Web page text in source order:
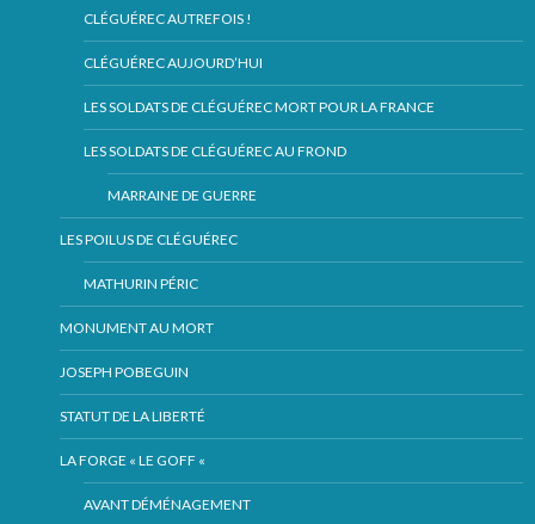
CLÉGUÉREC AUTREFOIS !
CLÉGUÉREC AUJOURD’HUI
LES SOLDATS DE CLÉGUÉREC MORT POUR LA FRANCE
LES SOLDATS DE CLÉGUÉREC AU FROND
MARRAINE DE GUERRE
LES POILUS DE CLÉGUÉREC
MATHURIN PÉRIC
MONUMENT AU MORT
JOSEPH POBEGUIN
STATUT DE LA LIBERTÉ
LA FORGE « LE GOFF «
AVANT DÉMÉNAGEMENT